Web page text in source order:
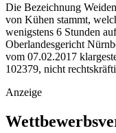
Die Bezeichnung
von Kühen stammt,
wenigstens 6 Stunden
Oberlandesgericht
vom 07.02.2017
102379, nicht
Anzeige